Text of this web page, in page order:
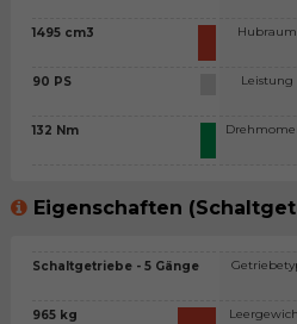
1495 cm3
90 PS
132 Nm
Hubraum
Leistung
Eigenschaften
Schaltgetriebe - 5 Gänge
965 kg